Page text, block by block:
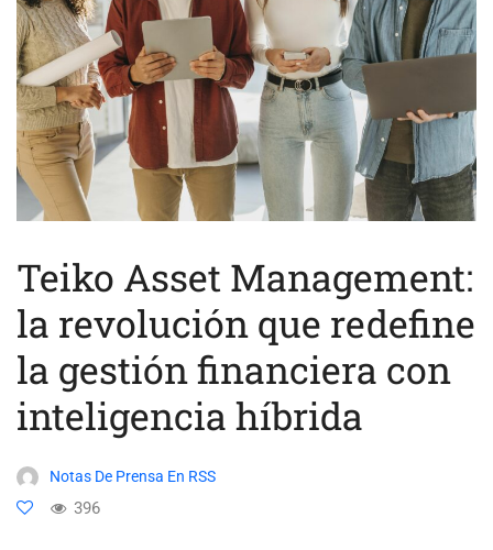
Teiko Asset Management:
la revolución que redefine
la gestión financiera con
inteligencia híbrida
Notas De Prensa En RSS
396